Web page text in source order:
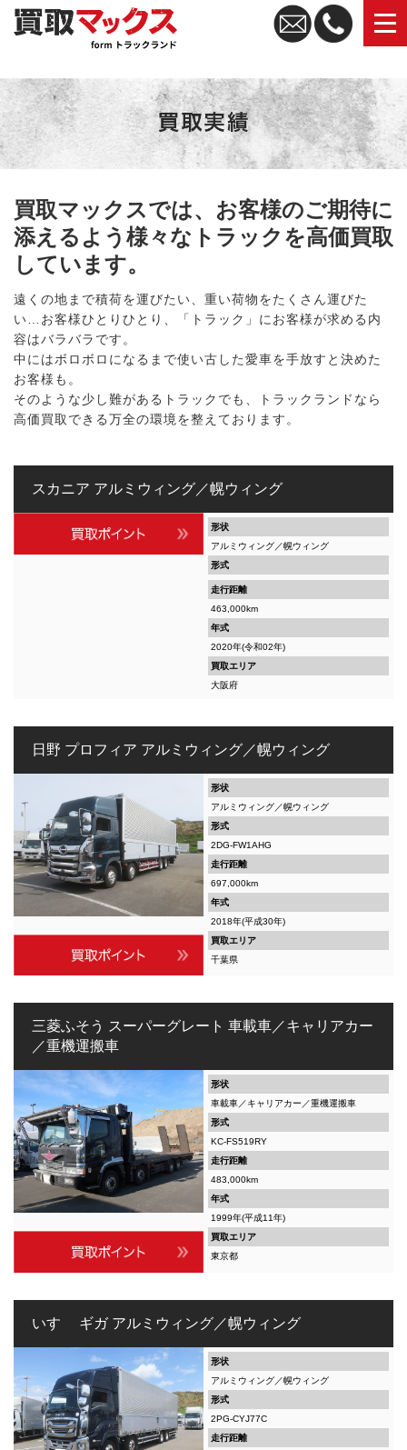
トラック買取なら買取マックス｜全国無料査定・高価買取
買取マックスでは、お客様のご期待に
添えるよう様々なトラックを高価買取
しています。
遠くの地まで積荷を運びたい、重い荷物をたくさん運びた
い…お客様ひとりひとり、「トラック」にお客様が求める内
容はバラバラです。
中にはボロボロになるまで使い古した愛車を手放すと決めた
お客様も。
そのような少し難があるトラックでも、トラックランドなら
高価買取できる万全の環境を整えております。
スカニア アルミウィング／幌ウィング
形状
アルミウィング／幌ウィング
形式
走行距離
463,000km
年式
2020年(令和02年)
買取エリア
大阪府
日野 プロフィア アルミウィング／幌ウィング
形状
アルミウィング／幌ウィング
形式
2DG-FW1AHG
走行距離
697,000km
年式
2018年(平成30年)
買取エリア
千葉県
三菱ふそう スーパーグレート 車載車／キャリアカー
／重機運搬車
形状
車載車／キャリアカー／重機運搬車
形式
KC-FS519RY
走行距離
483,000km
年式
1999年(平成11年)
買取エリア
東京都
いすゞ ギガ アルミウィング／幌ウィング
形状
アルミウィング／幌ウィング
形式
2PG-CYJ77C
走行距離